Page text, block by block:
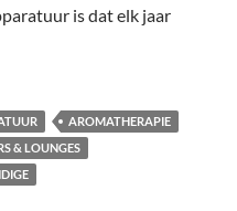
is dat elk jaar
AROMATHERAPIE
& LOUNGES